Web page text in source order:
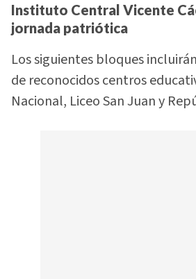
Instituto Central Vicente
jornada patriótica
Los siguientes bloques
de reconocidos centros
Nacional, Liceo San Juan y